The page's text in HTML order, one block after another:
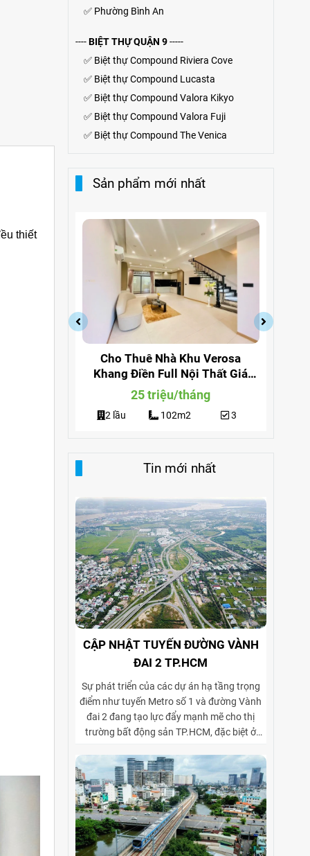
thiết
✅ Phường Bình An
----BIỆT THỰ QUẬN 9-----
✅ Biệt thự Compound Riviera Cove
✅ Biệt thựCompound Lucasta
✅ Biệt thựCompound Valora Kikyo
✅ Biệt thự Compound Valora Fuji
✅ Biệt thự Compound The Venica
Sản phẩm mới nhất
Cho Thuê Nhà Khu Verosa
Khang Điền Full Nội Thất Giá
Siêu Rẻ
25 triệu/tháng
2 lầu 102m2 3
Tin mới nhất
CẬP NHẬT TUYẾN ĐƯỜNG VÀNH
ĐAI 2 TP.HCM
Sự phát triển của các dự án hạ tầng trọng
điểm như tuyến Metro số 1 và đường Vành
đai 2 đang tạo lực đẩy mạnh mẽ cho thị
trường bất động sản TP.HCM, đặc biệt ở
phòng. Vành đai 2 hoàn thiện mạng lưới
giao thông liên vùng, rút ngắn thời gian di
chuyển từ ngoại thành vào trung tâm, mở
rộng không gian phát triển cho các khu đô
thị mới, khu biệt thự cao cấp và cụm văn
phòng ở những vị trí chiến lược. Sự kết hợp
giữa tiện ích di chuyển và hạ tầng đồng bộ